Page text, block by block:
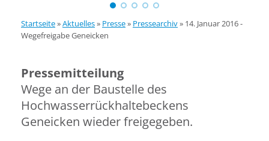
Startseite»Aktuelles» Presse» Pressearchiv» 14. Januar 2016 -
Wegefreigabe Geneicken
Pressemitteilung
Wege an der Baustelle des
Hochwasserrückhaltebeckens
Geneicken wieder freigegeben.